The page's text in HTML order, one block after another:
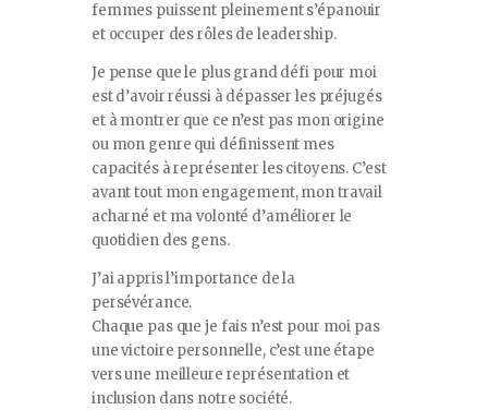
femmes puissent pleinement s’épanouir
et occuper des rôles de leadership.
Je pense que le plus grand défi pour moi
est d’avoir réussi à dépasser les préjugés
et à montrer que ce n’est pas mon origine
ou mon genre qui définissent mes
capacités à représenter les citoyens. C’est
avant tout mon engagement, mon travail
acharné et ma volonté d’améliorer le
quotidien des gens.
J’ai appris l’importance de la
persévérance.
Chaque pas que je fais n’est pour moi pas
une victoire personnelle, c’est une étape
vers une meilleure représentation et
inclusion dans notre société.